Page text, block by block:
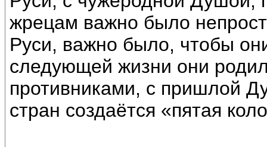
жрецам важно было
Руси, важно было, чтобы
следующей жизни они
противниками, с пришлой
стран создаётся «пятая